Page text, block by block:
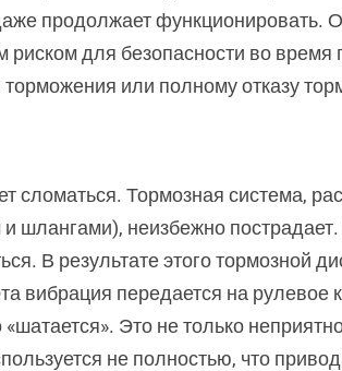
продолжает функционировать.
для безопасности во время
или полному отказу
сломаться. Тормозная система,
шлангами), неизбежно
В результате этого тормозной
вибрация передается на рулевое
Это не только
не полностью, что